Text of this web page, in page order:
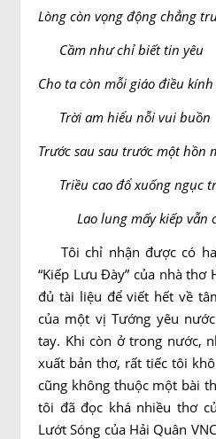
Lòng còn vọng động chẳng
Cầm như chỉ biết tin yêu
Cho ta còn mỗi giáo điều
Trời am hiểu nỗi vui buồn
Trước sau sau trước một hồn
Triều cao đổ xuống ngục
Lao lung mấy kiếp vẫn
Tôi chỉ nhận được có
“Kiếp Lưu Ðày” của nhà thơ
đủ tài liệu để viết hết về
của một vị Tướng yêu
tay. Khi còn ở trong nước,
xuất bản thơ, rất tiếc tôi
cũng không thuộc một bài
tôi đã đọc khá nhiều thơ
Lướt Sóng của Hải Quân